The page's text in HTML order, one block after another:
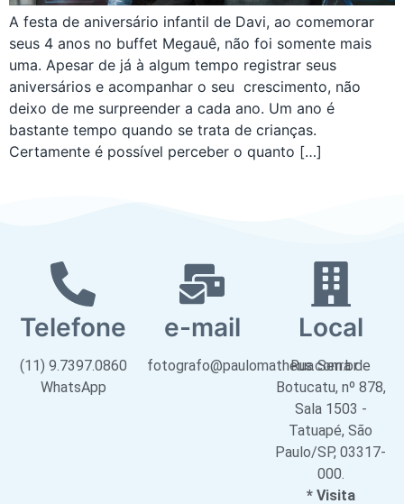
A festa de aniversário infantil de Davi, ao comemorar
seus 4 anos no buffet Megauê, não foi somente mais
uma. Apesar de já à algum tempo registrar seus
aniversários e acompanhar o seu crescimento, não
deixo de me surpreender a cada ano. Um ano é
bastante tempo quando se trata de crianças.
Certamente é possível perceber o quanto […]
Telefone
(11) 9.7397.0860
WhatsApp
e-mail
fotografo@paulomatheus.com.br
Local
Rua Serra de
Botucatu, nº 878,
Sala 1503 -
Tatuapé, São
Paulo/SP, 03317-
000.
* Visita